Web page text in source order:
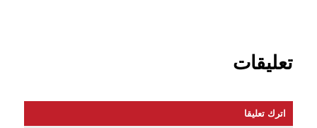
تعليقات
اترك تعليقا